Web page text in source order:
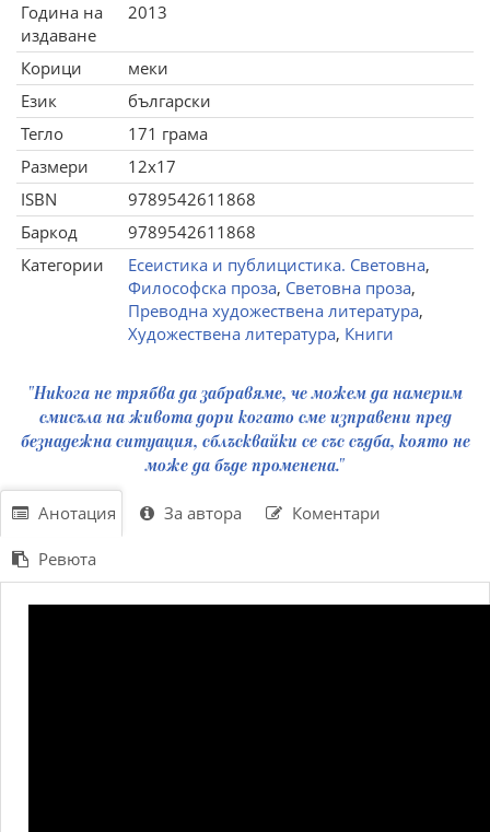
Година на
издаване
2013
Корици
меки
Език
български
Тегло
171 грама
Размери
12x17
ISBN
9789542611868
Баркод
9789542611868
Категории
Есеистика и публицистика. Световна,
Философска проза, Световна проза,
Преводна художествена литература,
Художествена литература, Книги
"Никога не трябва да забравяме, че можем да намерим
смисъла на живота дори когато сме изправени пред
безнадежна ситуация, сблъсквайки се със съдба, която не
може да бъде променена."
Анотация За автора Коментари
Ревюта